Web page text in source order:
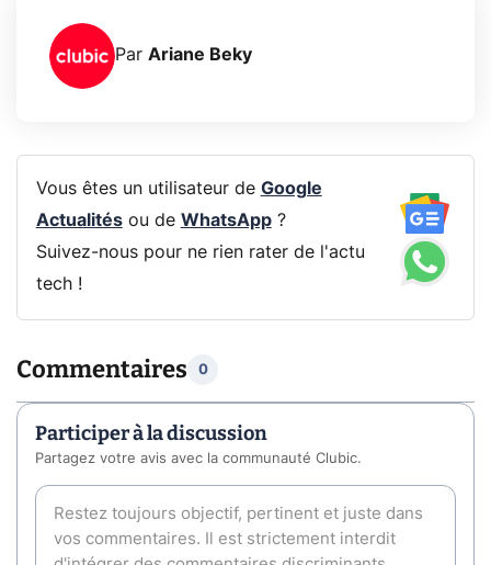
Par Ariane Beky
Vous êtes un utilisateur de Google
Actualitésou de WhatsApp?
Suivez-nous pour ne rien rater de l'actu
tech !
Commentaires 0
Participer à la discussion
Partagez votre avis avec la communauté Clubic.